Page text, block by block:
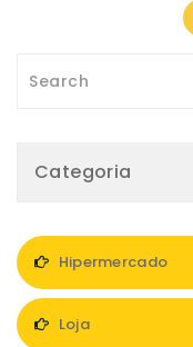
Categoria
Hipermercado
Loja